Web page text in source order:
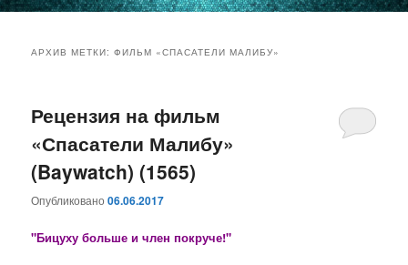
основному
содержимому
дополнительному
содержимому
АРХИВ МЕТКИ:ФИЛЬМ «СПАСАТЕЛИ МАЛИБУ»
Рецензия на фильм
«Спасатели Малибу»
(Baywatch) (1565)
Опубликовано06.06.2017
"Бицуху больше и член покруче!"